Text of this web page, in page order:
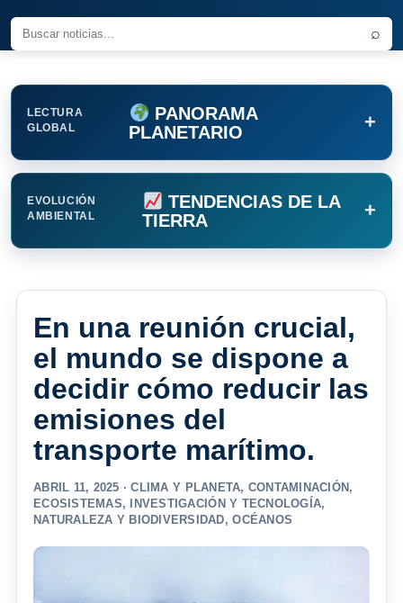
⌕
LECTURA
GLOBAL
PANORAMA
PLANETARIO
+
EVOLUCIÓN
AMBIENTAL
TENDENCIAS DE LA
TIERRA
+
En una reunión crucial,
el mundo se dispone a
decidir cómo reducir las
emisiones del
transporte marítimo.
ABRIL 11, 2025 ·CLIMA Y PLANETA, CONTAMINACIÓN ,
ECOSISTEMAS, INVESTIGACIÓN Y TECNOLOGÍA,
NATURALEZA Y BIODIVERSIDAD,OCÉANOS